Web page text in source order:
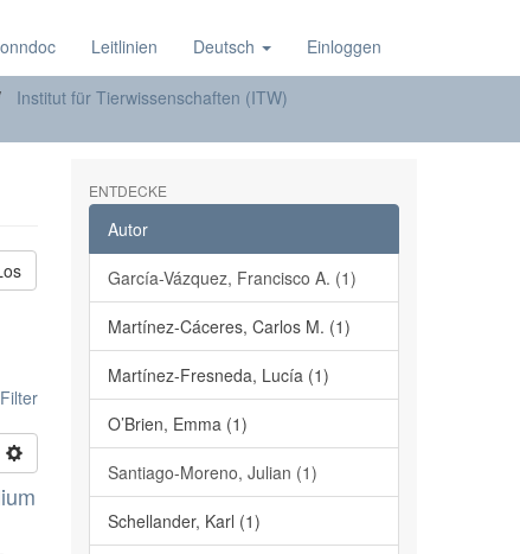
Leitlinien Deutsch Einloggen
Institut für Tierwissenschaften (ITW)
ENTDECKE
Autor
García-Vázquez, Francisco A. (1)
Martínez-Cáceres, Carlos M. (1)
Martínez-Fresneda, Lucía (1)
O’Brien, Emma (1)
Santiago-Moreno, Julian (1)
Schellander, Karl (1)